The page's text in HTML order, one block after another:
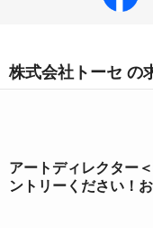
株式会社トーセ の
アートディレクター
ントリーください！